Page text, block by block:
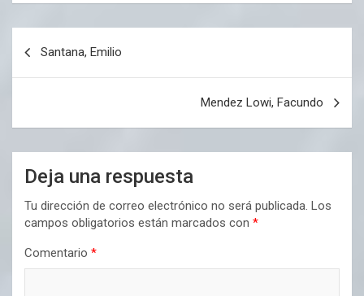
Santana, Emilio
Mendez Lowi, Facundo
Deja una respuesta
Tu dirección de correo electrónico no será publicada. Los
campos obligatorios están marcados con *
Comentario *